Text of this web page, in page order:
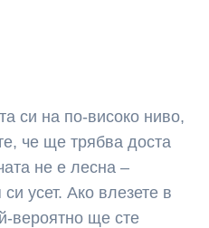
си на по-високо ниво,
че ще трябва доста
не е лесна –
усет. Ако влезете в
вероятно ще сте